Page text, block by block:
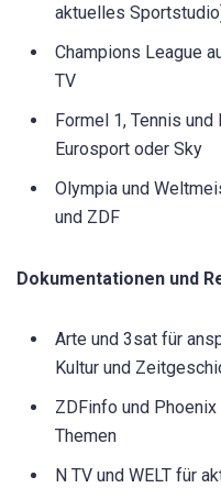
aktuelles
Champions League
TV
Formel 1, Tennis und
Eurosport oder Sky
Olympia und
und ZDF
Dokumentationen und
Arte und 3sat für
Kultur und
ZDFinfo und
Themen
N TV und WELT für